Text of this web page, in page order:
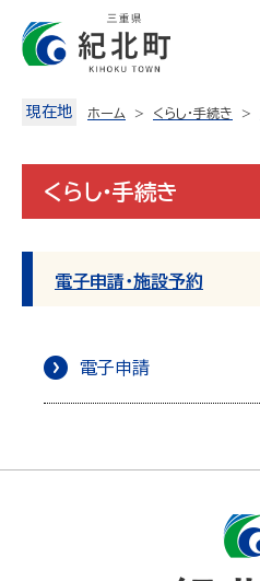
content
現在地 ホーム くらし・手続き
くらし・手続き
電子申請・施設予約
電子申請